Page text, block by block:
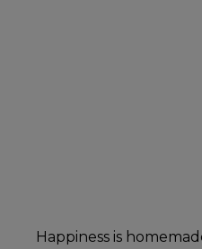
Happiness is